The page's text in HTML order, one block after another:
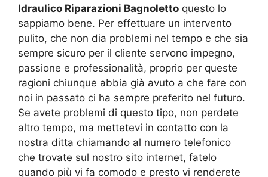
Idraulico Riparazioni Bagnoletto questo lo
sappiamo bene. Per effettuare un intervento
pulito, che non dia problemi nel tempo e che sia
sempre sicuro per il cliente servono impegno,
passione e professionalità, proprio per queste
ragioni chiunque abbia già avuto a che fare con
noi in passato ci ha sempre preferito nel futuro.
Se avete problemi di questo tipo, non perdete
altro tempo, ma mettetevi in contatto con la
nostra ditta chiamando al numero telefonico
che trovate sul nostro sito internet, fatelo
quando più vi fa comodo e presto vi renderete